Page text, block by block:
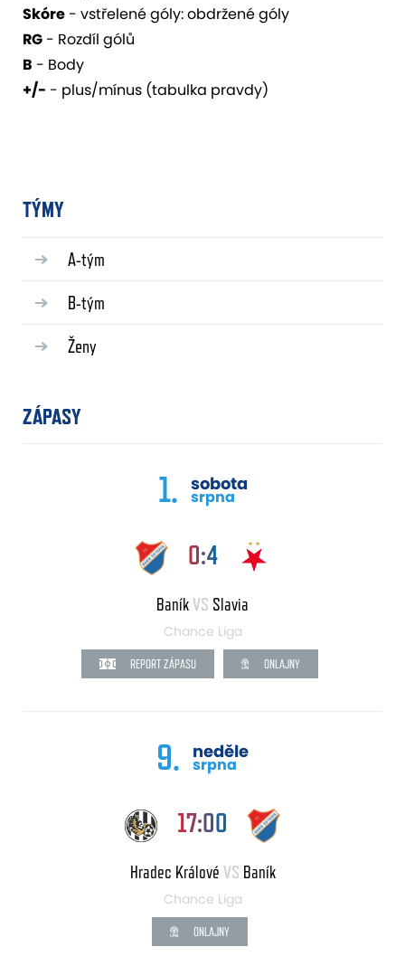
Skóre - vstřelené góly: obdržené góly
RG - Rozdíl gólů
B - Body
+/- - plus/mínus (tabulka pravdy)
TÝMY
A-tým
B-tým
Ženy
ZÁPASY
1. sobota
srpna
0:4
BaníkVS Slavia
Chance Liga
REPORT ZÁPASU ONLAJNY
9. neděle
srpna
17:00
Hradec Králové VS Baník
Chance Liga
ONLAJNY